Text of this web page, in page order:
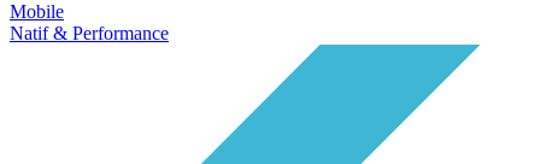
Mobile
Natif & Performance